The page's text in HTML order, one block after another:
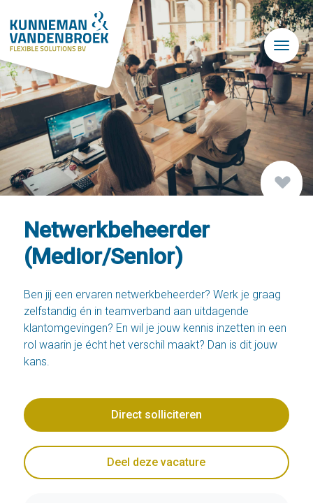
Netwerkbeheerder
(Medior/Senior)
Ben jij een ervaren netwerkbeheerder? Werk je graag
zelfstandig én in teamverband aan uitdagende
klantomgevingen? En wil je jouw kennis inzetten in een
rol waarin je écht het verschil maakt? Dan is dit jouw
kans.
Direct solliciteren
Deel deze vacature